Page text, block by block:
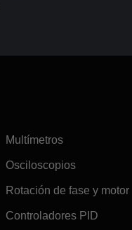
Multímetros
Osciloscopios
Rotación de fase y motor
Controladores PID